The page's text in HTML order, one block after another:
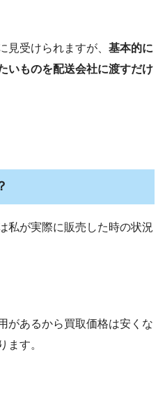
見受けられますが、 基本的に
いものを配送会社に渡すだけ
私が実際に販売した時の状況
があるから買取価格は安くな
ます。